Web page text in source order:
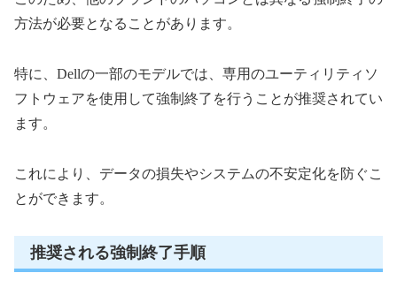
方法が必要となることがあります。
特に、Dellの一部のモデルでは、専用のユーティリティソ
フトウェアを使用して強制終了を行うことが推奨されてい
ます。
これにより、データの損失やシステムの不安定化を防ぐこ
とができます。
推奨される強制終了手順